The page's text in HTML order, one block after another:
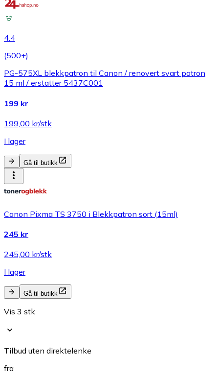
4.4
(500+)
PG-575XL blekkpatron til Canon / renovert svart patron
15 ml / erstatter 5437C001
199 kr
199,00 kr/stk
I lager
Gå til butikk
Canon Pixma TS 3750 i Blekkpatron sort (15ml)
245 kr
245,00 kr/stk
I lager
Gå til butikk
Vis 3 stk
Tilbud uten direktelenke
fra